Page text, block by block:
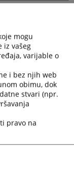
u
za
prakse u BiH
mogu
iz vašeg
varijable o
i bez njih web
obimu, dok
stvari (npr.
pravo na